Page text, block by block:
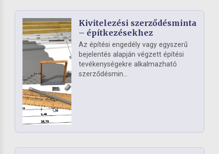
Kivitelezési szerződésminta
– építkezésekhez
Az építési engedély vagy egyszerű
bejelentés alapján végzett építési
tevékenységekre alkalmazható
szerződésmin...